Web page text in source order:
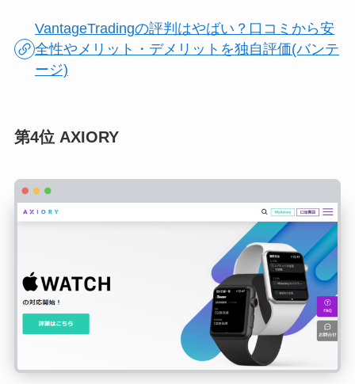
VantageTradingの評判はやばい？口コミから安
全性やメリット・デメリットを独自評価(バンテ
ージ)
第4位 AXIORY